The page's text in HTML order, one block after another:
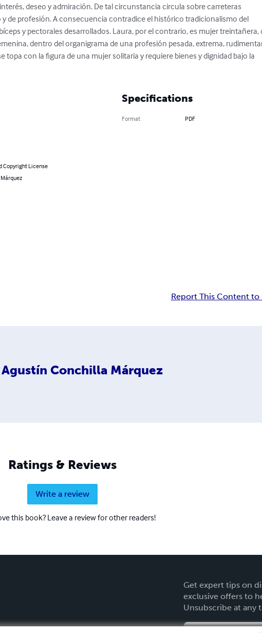
deseo y admiración. De tal circunstancia circula sobre carreteras
y de profesión. A consecuencia contradice el histórico tradicionalismo del
y pectorales desarrollados. Laura, por el contrario, es mujer treintañera,
dentro del organigrama de una profesión pesada, extrema,
topa con la figura de una mujer solitaria y requiere bienes y dignidad bajo la
Copyright License
Specifications
Format PDF
Report This Content to
Agustín Conchilla Márquez
Ratings & Reviews
Write a review
this book? Leave a review for other readers!
Get expert tips on
exclusive offers to
Unsubscribe at any